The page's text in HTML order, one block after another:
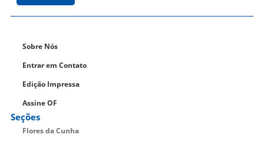
Sobre Nós
Entrar em Contato
Edição Impressa
Assine OF
Seções
Flores da Cunha